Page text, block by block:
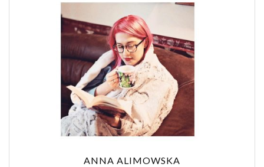
ANNA ALIMOWSKA